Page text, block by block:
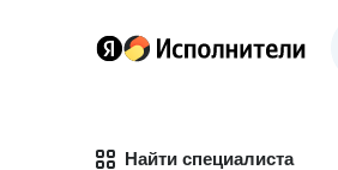
Найти специалиста